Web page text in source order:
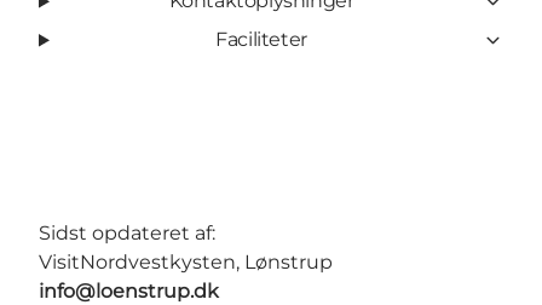
Faciliteter
Sidst opdateret af:
VisitNordvestkysten, Lønstrup
info@loenstrup.dk